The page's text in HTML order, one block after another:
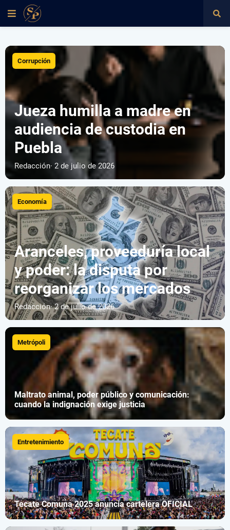
Corrupción
Jueza humilla a madre en
audiencia de custodia en
Puebla
Redacción· 2 de julio de 2026
Economía
Aranceles, proveeduría local
y poder: la disputa por
reorganizar los mercados
Redacción· 2 de julio de 2026
Metrópoli
Maltrato animal, poder público y comunicación:
cuando la indignación exige justicia
Entretenimiento
Tecate Comuna 2025 anuncia cartelera OFICIAL